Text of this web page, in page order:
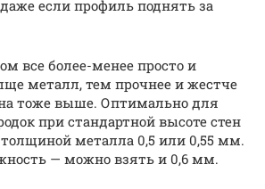
если профиль поднять за
все более-менее просто и
металл, тем прочнее и жестче
тоже выше. Оптимально для
при стандартной высоте стен
металла 0,5 или 0,55 мм.
— можно взять и 0,6 мм.